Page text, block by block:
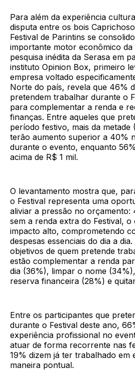
Para além da experiência
disputa entre os bois
Festival de Parintins se
importante motor econômico da
pesquisa inédita da Serasa em
instituto Opinion Box, primeiro
empresa voltado
Norte do país, revela que 46%
pretendem trabalhar durante o
para complementar a renda e
finanças. Entre aqueles que
período festivo, mais da metade
terão aumento superior a 40%
durante o evento, enquanto
acima de R$ 1 mil.
O levantamento mostra que,
o Festival representa uma
aliviar a pressão no orçamento:
sem a renda extra do Festival,
impacto alto, comprometendo
despesas essenciais do dia a
objetivos de quem pretende
estão complementar a renda
dia (36%), limpar o nome
reserva financeira (28%) e
Entre os participantes que
durante o Festival deste ano,
experiência profissional no
atuar de forma recorrente nas
19% dizem já ter trabalhado em
maneira pontual.